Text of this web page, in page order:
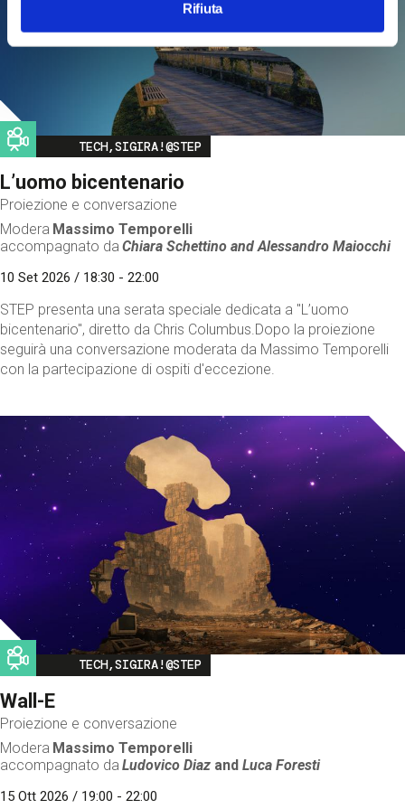
Rifiuta
Image
TECH,SIGIRA!@STEP
L’uomo bicentenario
Proiezione e conversazione
Modera Massimo Temporelli
accompagnato da Chiara Schettino andAlessandro Maiocchi
10 Set 2026 / 18:30 - 22:00
STEP presenta una serata speciale dedicata a "L’uomo
bicentenario", diretto da Chris Columbus.Dopo la proiezione
seguirà una conversazione moderata da Massimo Temporelli
con la partecipazione di ospiti d'eccezione.
Image
TECH,SIGIRA!@STEP
Wall-E
Proiezione e conversazione
Modera Massimo Temporelli
accompagnato da Ludovico Diaz andLuca Foresti
15 Ott 2026 / 19:00 - 22:00